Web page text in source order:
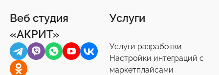
Веб студия
«АКРИТ»
Услуги
Услуги разработки
Настройки интеграций с
маркетплайсами